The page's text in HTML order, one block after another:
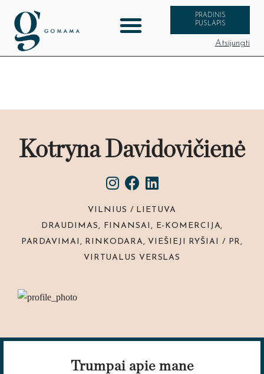
PRADINIS
PUSLAPIS
Atsijungti
Kotryna Davidovičienė
VILNIUS / LIETUVA
DRAUDIMAS, FINANSAI, E-KOMERCIJA,
PARDAVIMAI, RINKODARA, VIEŠIEJI RYŠIAI / PR,
VIRTUALUS VERSLAS
Trumpai apie mane